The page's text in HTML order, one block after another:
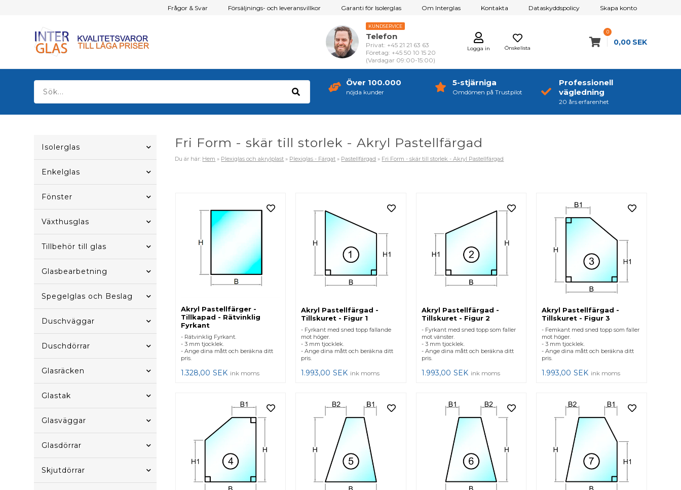
Frågor & Svar Försäljnings- och leveransvillkor Garanti för Isolerglas Om Interglas Kontakta Dataskyddspolicy Skapa konto
Önskelista
Logga in
KUNDSERVICE
Telefon
Privat: +45 21 21 63 63
Företag: +45 50 10 15 20
(Vardagar 09:00-15:00)
0
0,00 SEK
Över 100.000
nöjda kunder
5-stjärniga
Omdömen på Trustpilot
Professionell
vägledning
20 års erfarenhet
Isolerglas
Enkelglas
Fönster
Växthusglas
Tillbehör till glas
Glasbearbetning
Spegelglas och Beslag
Duschväggar
Duschdörrar
Glasräcken
Glastak
Glasväggar
Glasdörrar
Skjutdörrar
Fri Form - skär till storlek - Akryl Pastellfärgad
Du är här: Hem » Plexiglas och akrylplast » Plexiglas - Färgat » Pastellfärgad » Fri Form - skär till storlek - Akryl Pastellfärgad
Akryl Pastellfärger -
Tillkapad - Rätvinklig
Fyrkant
- Rätvinklig Fyrkant.
- 3 mm tjocklek.
- Ange dina mått och beräkna ditt
pris.
1.328,00 SEK ink moms
Akryl Pastellfärgad -
Tillskuret - Figur 1
- Fyrkant med sned topp fallande
mot höger.
- 3 mm tjocklek.
- Ange dina mått och beräkna ditt
pris.
1.993,00 SEK ink moms
Akryl Pastellfärgad -
Tillskuret - Figur 2
- Fyrkant med sned topp som faller
mot vänster.
- 3 mm tjocklek.
- Ange dina mått och beräkna ditt
pris.
1.993,00 SEK ink moms
Akryl Pastellfärgad -
Tillskuret - Figur 3
- Femkant med sned topp som faller
mot höger.
- 3 mm tjocklek.
- Ange dina mått och beräkna ditt
pris.
1.993,00 SEK ink moms